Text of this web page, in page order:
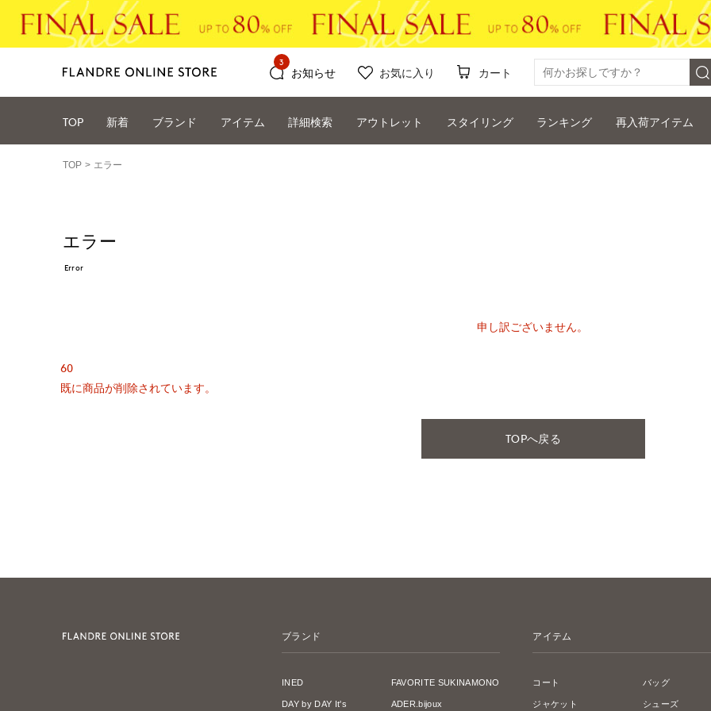
お知らせ
3
お気に入り カート
TOP 新着 ブランド アイテム 詳細検索 アウトレット スタイリング ランキング 再入荷アイテム
TOP エラー
エラー
Error
申し訳ございません。
60
既に商品が削除されています。
TOPへ戻る
ブランド
INED
DAY by DAY It's
FAVORITE SUKINAMONO
ADER.bijoux
アイテム
コート
ジャケット
バッグ
シューズ